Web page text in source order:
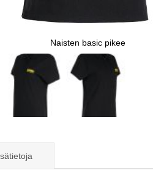
Naisten basic pikee